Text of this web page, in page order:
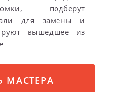
подберут
для замены и
вышедшее из
МАСТЕРА